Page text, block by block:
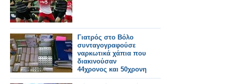
Γιατρός στο Βόλο
συνταγογραφούσε
ναρκωτικά χάπια που
διακινούσαν
44χρονος και 50χρονη